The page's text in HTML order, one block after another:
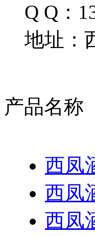
Q Q：
地址：
产品名称
西凤
西凤
西凤